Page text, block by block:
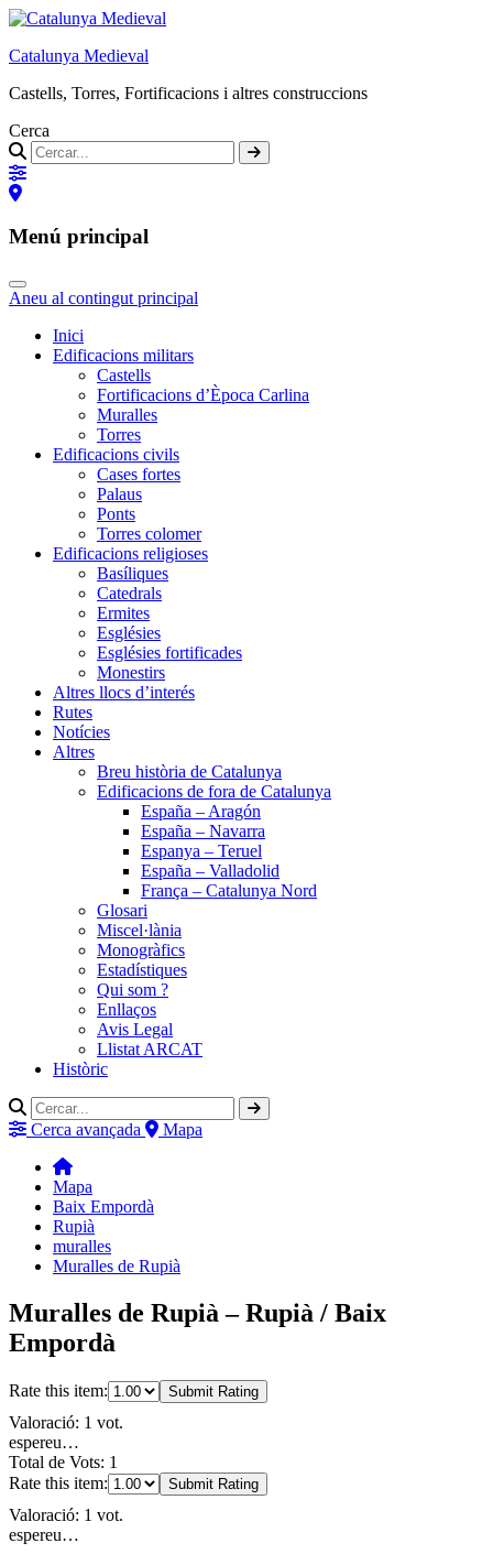
Catalunya Medieval
Castells, Torres, Fortificacions i altres construccions
Cerca
Menú principal
Aneu al contingut principal
Inici
Edificacions militars
Castells
Fortificacions d’Època Carlina
Muralles
Torres
Edificacions civils
Cases fortes
Palaus
Ponts
Torres colomer
Edificacions religioses
Basíliques
Catedrals
Ermites
Esglésies
Esglésies fortificades
Monestirs
Altres llocs d’interés
Rutes
Notícies
Altres
Breu història de Catalunya
Edificacions de fora de Catalunya
España – Aragón
España – Navarra
Espanya – Teruel
España – Valladolid
França – Catalunya Nord
Glosari
Miscel·lània
Monogràfics
Estadístiques
Qui som ?
Enllaços
Avis Legal
Llistat ARCAT
Històric
Cerca avançada Mapa
Mapa
Baix Empordà
Rupià
muralles
Muralles de Rupià
Muralles de Rupià – Rupià / Baix
Empordà
Rate this item: Submit Rating
Valoració: 1 vot.
espereu…
Total de Vots: 1
Rate this item:
Submit Rating
Valoració: 1 vot.
espereu…